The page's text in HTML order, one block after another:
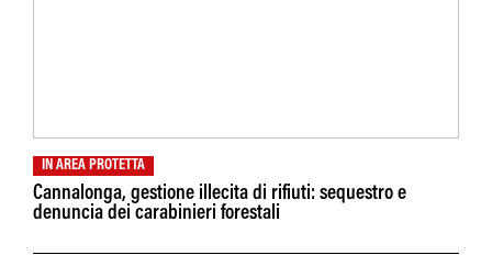
IN AREA PROTETTA
Cannalonga, gestione illecita di rifiuti: sequestro e
denuncia dei carabinieri forestali